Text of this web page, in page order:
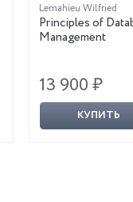
Lemahieu Wilfried
Principles of
Management
13 900 ₽
КУПИТЬ